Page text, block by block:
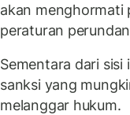
akan menghormati
peraturan
Sementara dari sisi
sanksi yang
melanggar hukum.